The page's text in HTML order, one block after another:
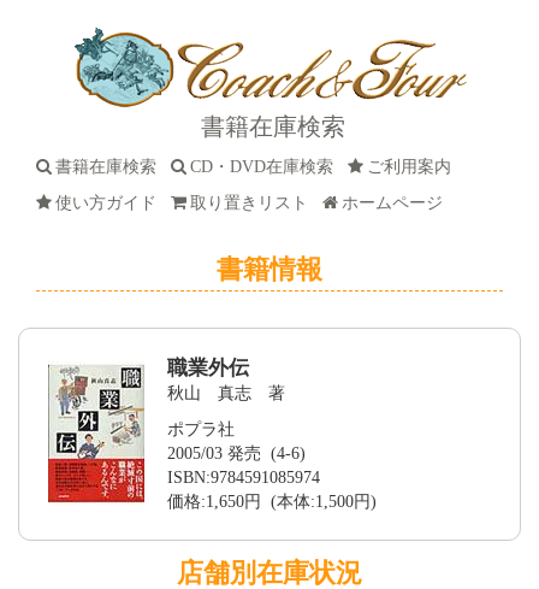
書籍在庫検索
書籍在庫検索 CD・DVD在庫検索
ご利用案内
使い方ガイド
取り置きリスト ホームページ
書籍情報
職業外伝
秋山 真志 著
ポプラ社
2005/03 発売 (4-6)
ISBN:9784591085974
価格:1,650円 (本体:1,500円)
店舗別在庫状況